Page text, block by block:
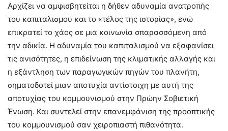
Αρχίζει να αμφισβητείται η δήθεν αδυναμία ανατροπής
του καπιταλισμού και το «τέλος της ιστορίας», ενώ
επικρατεί το χάος σε μια κοινωνία σπαρασσόμενη από
την αδικία. Η αδυναμία του καπιταλισμού να εξαφανίσει
τις ανισότητες, η επιδείνωση της κλιματικής αλλαγής και
η εξάντληση των παραγωγικών πηγών του πλανήτη,
σηματοδοτεί μιαν αποτυχία αντίστοιχη με αυτή της
αποτυχίας του κομμουνισμού στην Πρώην Σοβιετική
Ένωση. Και συντελεί στην επανεμφάνιση της προοπτικής
του κομμουνισμού σαν χειροπιαστή πιθανότητα.